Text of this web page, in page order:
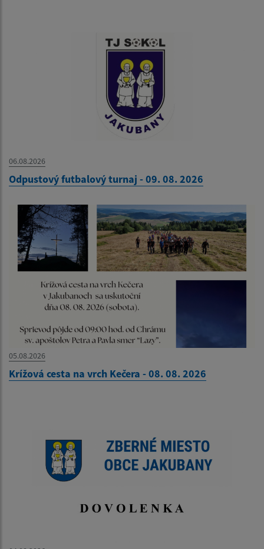
06.08.2026
Odpustový futbalový turnaj - 09. 08. 2026
05.08.2026
Krížová cesta na vrch Kečera - 08. 08. 2026